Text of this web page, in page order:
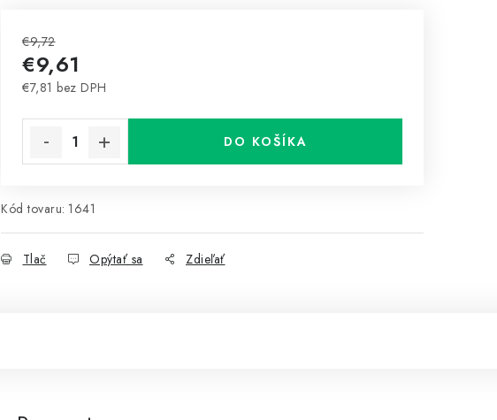
€9,72
€9,61
€7,81 bez DPH
DO KOŠÍKA
Kód tovaru: 1641
Tlač Opýtať sa Zdieľať